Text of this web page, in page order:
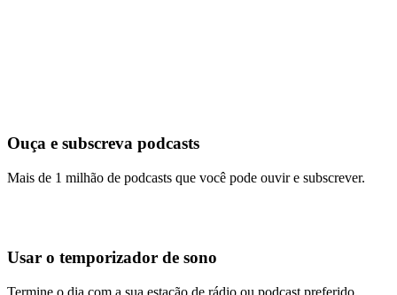
Ouça e subscreva podcasts
Mais de 1 milhão de podcasts que você pode ouvir e subscrever.
Usar o temporizador de sono
Termine o dia com a sua estação de rádio ou podcast preferido.